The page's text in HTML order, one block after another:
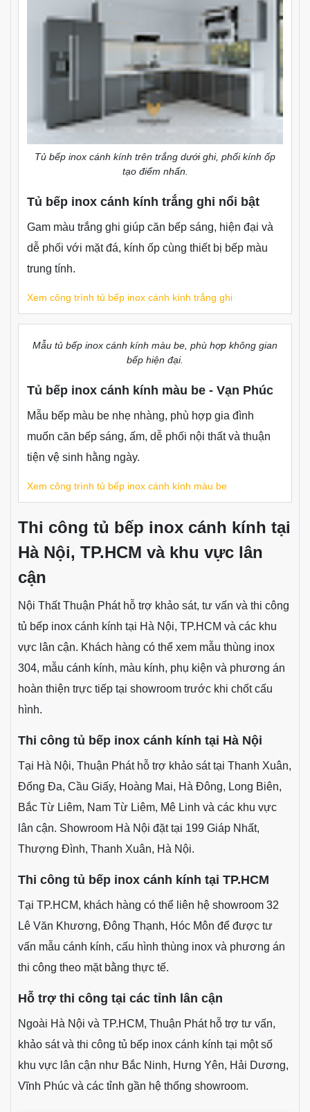
Tủ bếp inox cánh kính - Trương Định, Hà
Nội
Công trình nổi bật với màu cánh kính đặc biệt, giúp
căn bếp có điểm nhấn riêng nhưng vẫn đảm bảo độ
bền và khả năng vệ sinh.
Xem công trình tủ bếp inox cánh kính tại Trương Định
Tủ bếp inox cánh kính trên trắng dưới ghi, phối kính ốp
Gam màu trắng ghi giúp căn bếp sáng, hiện đại và
Mẫu tủ bếp inox cánh kính màu be, phù hợp không gian
bếp hiện đại.
Tủ bếp inox cánh kính màu be - Vạn Phúc
Xem công trình tủ bếp inox cánh kính màu be
Hà Nội, TP.HCM và khu vực lân
cận
Nội Thất Thuận Phát hỗ trợ khảo sát, tư vấn và thi công
tủ bếp inox cánh kính tại Hà Nội, TP.HCM và các khu
vực lân cận. Khách hàng có thể xem mẫu thùng inox
hoàn thiện trực tiếp tại showroom trước khi chốt cấu
hình.
Thi công tủ bếp inox cánh kính tại Hà Nội
Tại Hà Nội, Thuận Phát hỗ trợ khảo sát tại Thanh Xuân,
Bắc Từ Liêm, Nam Từ Liêm, Mê Linh và các khu vực
lân cận. Showroom Hà Nội đặt tại 199 Giáp Nhất,
Thượng Đình, Thanh Xuân, Hà Nội.
Thi công tủ bếp inox cánh kính tại TP.HCM